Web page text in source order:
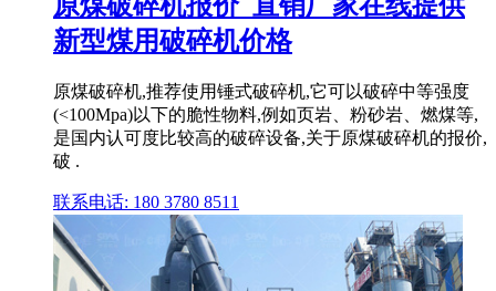
新型煤用破碎机价格
原煤破碎机,推荐使用锤式破碎机,它可以破碎中等强度
(<100Mpa)以下的脆性物料,例如页岩、粉砂岩、燃煤等,
是国内认可度比较高的破碎设备,关于原煤破碎机的报价,
破 .
联系电话: 180 3780 8511